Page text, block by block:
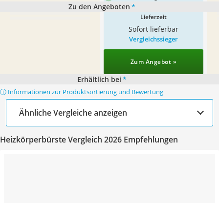
Zu den Angeboten *
Lieferzeit
Sofort lieferbar
Vergleichssieger
Zum Angebot »
Erhältlich bei *
ⓘ Informationen zur Produktsortierung und Bewertung
Ähnliche Vergleiche anzeigen
Heizkörperbürste Vergleich 2026 Empfehlungen